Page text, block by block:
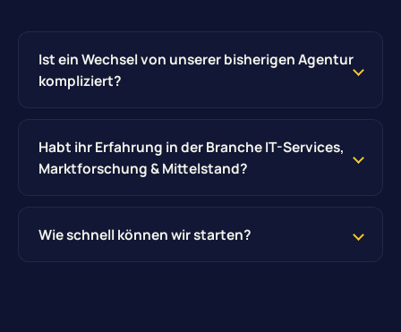
Ist ein Wechsel von unserer bisherigen Agentur
kompliziert?
Habt ihr Erfahrung in der Branche IT-Services,
Marktforschung & Mittelstand?
Wie schnell können wir starten?